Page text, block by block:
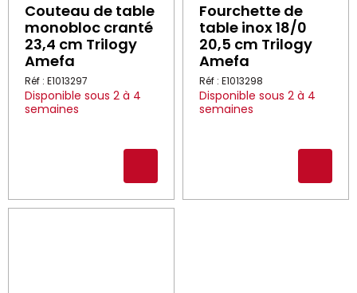
Couteau de table
monobloc cranté
23,4 cm Trilogy
Amefa
Réf : E1013297
Disponible sous 2 à 4
semaines
Fourchette de
table inox 18/0
20,5 cm Trilogy
Amefa
Réf : E1013298
Disponible sous 2 à 4
semaines